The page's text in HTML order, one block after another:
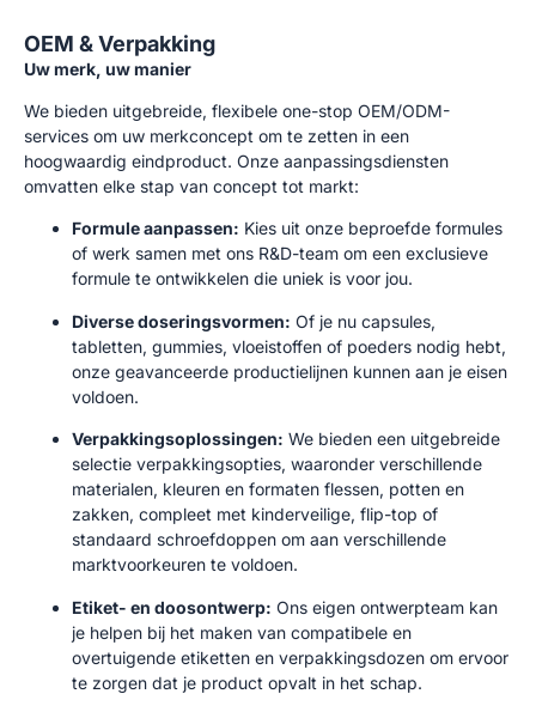
OEM & Verpakking
Uw merk, uw manier
We bieden uitgebreide, flexibele one-stop OEM/ODM-
services om uw merkconcept om te zetten in een
hoogwaardig eindproduct. Onze aanpassingsdiensten
omvatten elke stap van concept tot markt:
Formule aanpassen: Kies uit onze beproefde formules
of werk samen met ons R&D-team om een exclusieve
formule te ontwikkelen die uniek is voor jou.
Diverse doseringsvormen: Of je nu capsules,
tabletten, gummies, vloeistoffen of poeders nodig hebt,
onze geavanceerde productielijnen kunnen aan je eisen
voldoen.
Verpakkingsoplossingen: We bieden een uitgebreide
selectie verpakkingsopties, waaronder verschillende
materialen, kleuren en formaten flessen, potten en
zakken, compleet met kinderveilige, flip-top of
standaard schroefdoppen om aan verschillende
marktvoorkeuren te voldoen.
Etiket- en doosontwerp: Ons eigen ontwerpteam kan
je helpen bij het maken van compatibele en
overtuigende etiketten en verpakkingsdozen om ervoor
te zorgen dat je product opvalt in het schap.